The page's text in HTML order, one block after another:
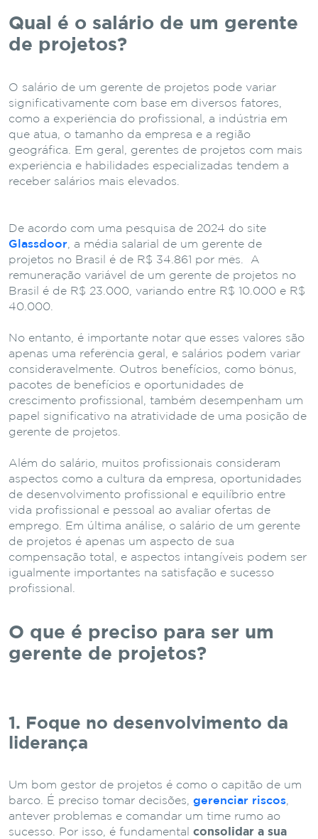
Qual é o salário de um gerente
de projetos?
O salário de um gerente de projetos pode variar
significativamente com base em diversos fatores,
como a experiência do profissional, a indústria em
que atua, o tamanho da empresa e a região
geográfica. Em geral, gerentes de projetos com mais
experiência e habilidades especializadas tendem a
receber salários mais elevados.
De acordo com uma pesquisa de 2024 do site
Glassdoor , a média salarial de um gerente de
projetos no Brasil é de R$ 34.861 por mês. A
remuneração variável de um gerente de projetos no
Brasil é de R$ 23.000, variando entre R$ 10.000 e R$
40.000.
No entanto, é importante notar que esses valores são
apenas uma referência geral, e salários podem variar
consideravelmente. Outros benefícios, como bônus,
pacotes de benefícios e oportunidades de
crescimento profissional, também desempenham um
papel significativo na atratividade de uma posição de
gerente de projetos.
Além do salário, muitos profissionais consideram
aspectos como a cultura da empresa, oportunidades
de desenvolvimento profissional e equilíbrio entre
vida profissional e pessoal ao avaliar ofertas de
emprego. Em última análise, o salário de um gerente
de projetos é apenas um aspecto de sua
compensação total, e aspectos intangíveis podem ser
igualmente importantes na satisfação e sucesso
profissional.
O que é preciso para ser um
gerente de projetos?
1. Foque no desenvolvimento da
liderança
Um bom gestor de projetos é como o capitão de um
barco. É preciso tomar decisões, gerenciar riscos
antever problemas e comandar um time rumo ao
sucesso. Por isso, é fundamental consolidar a sua